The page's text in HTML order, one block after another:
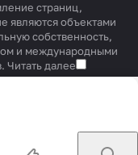
страниц,
являются объектами
собственность,
и международными
Читать далее